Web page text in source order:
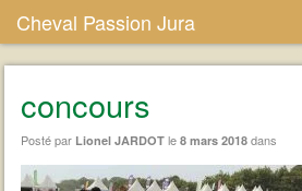
Cheval Passion Jura
concours
Posté par Lionel JARDOT le8 mars 2018 dans